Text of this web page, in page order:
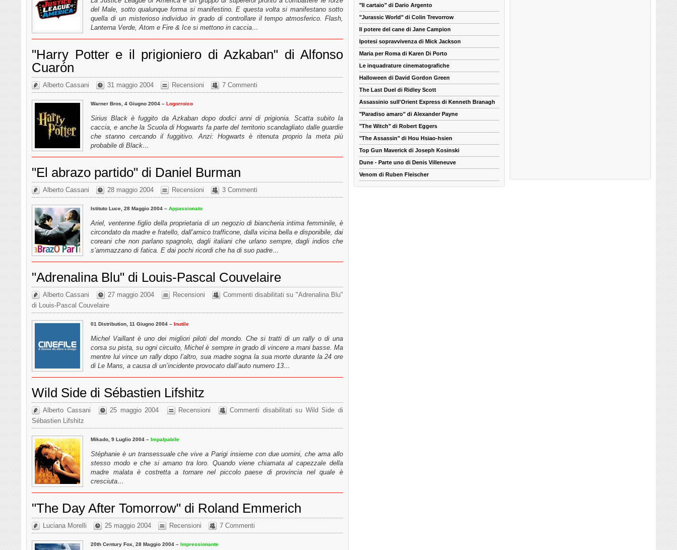
del Male, sotto qualunque forma si manifestino. E questa volta si manifestano sotto
quella di un misterioso individuo in grado di controllare il tempo atmosferico. Flash,
Lanterna Verde, Atom e Fire & Ice si mettono in caccia…
"Harry Potter e il prigioniero di Azkaban" di Alfonso
Cuarón
Alberto Cassani 31 maggio 2004 Recensioni 7 Commenti
Warner Bros, 4 Giugno 2004 – Logorroico
Sirius Black è fuggito da Azkaban dopo dodici anni di prigionia. Scatta subito la
caccia, e anche la Scuola di Hogwarts fa parte del territorio scandagliato dalle guardie
che stanno cercando il fuggitivo. Anzi: Hogwarts è ritenuta proprio la meta più
probabile di Black…
"El abrazo partido" di Daniel Burman
Alberto Cassani 28 maggio 2004 Recensioni 3 Commenti
Istituto Luce, 28 Maggio 2004 – Appassionato
Ariel, ventenne figlio della proprietaria di un negozio di biancheria intima femminile, è
circondato da madre e fratello, dall’amico trafficone, dalla vicina bella e disponibile, dai
coreani che non parlano spagnolo, dagli italiani che urlano sempre, dagli indios che
s’ammazzano di fatica. E dai pochi ricordi che ha di suo padre…
"Adrenalina Blu" di Louis-Pascal Couvelaire
Alberto Cassani 27 maggio 2004 Recensioni Commenti disabilitati su "Adrenalina Blu"
di Louis-Pascal Couvelaire
01 Distribution, 11 Giugno 2004 – Inutile
Michel Vaillant è uno dei migliori piloti del mondo. Che si tratti di un rally o di una
corsa su pista, su ogni circuito, Michel è sempre in grado di vincere a mani basse. Ma
mentre lui vince un rally dopo l’altro, sua madre sogna la sua morte durante la 24 ore
di Le Mans, a causa di un’incidente provocato dall’auto numero 13…
Wild Side di Sébastien Lifshitz
Alberto Cassani 25 maggio 2004 Recensioni Commenti disabilitati su Wild Side di
Sébastien Lifshitz
Mikado, 9 Luglio 2004 – Impalpabile
Stéphanie è un transessuale che vive a Parigi insieme con due uomini, che ama allo
stesso modo e che si amano tra loro. Quando viene chiamata al capezzale della
madre malata è costretta a tornare nel piccolo paese di provincia nel quale è
cresciuta…
"The Day After Tomorrow" di Roland Emmerich
Luciana Morelli 25 maggio 2004 Recensioni 7 Commenti
20th Century Fox, 28 Maggio 2004 – Impressionante
"Il cartaio" di Dario Argento
"Jurassic World" di Colin Trevorrow
Il potere del cane di Jane Campion
Ipotesi sopravvivenza di Mick Jackson
Maria per Roma di Karen Di Porto
Le inquadrature cinematografiche
Halloween di David Gordon Green
The Last Duel di Ridley Scott
Assassinio sull'Orient Express di Kenneth Branagh
"Paradiso amaro" di Alexander Payne
"The Witch" di Robert Eggers
"The Assassin" di Hou Hsiao-hsien
Top Gun Maverick di Joseph Kosinski
Dune - Parte uno di Denis Villeneuve
Venom di Ruben Fleischer